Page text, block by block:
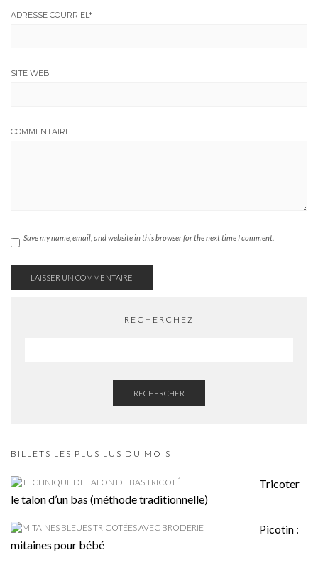
ADRESSE COURRIEL *
SITE WEB
COMMENTAIRE
Save my name, email, and website in this browser for the next time I comment.
RECHERCHEZ
RECHERCHER
BILLETS LES PLUS LUS DU MOIS
Tricoter
le talon d’un bas (méthode traditionnelle)
Picotin :
mitaines pour bébé